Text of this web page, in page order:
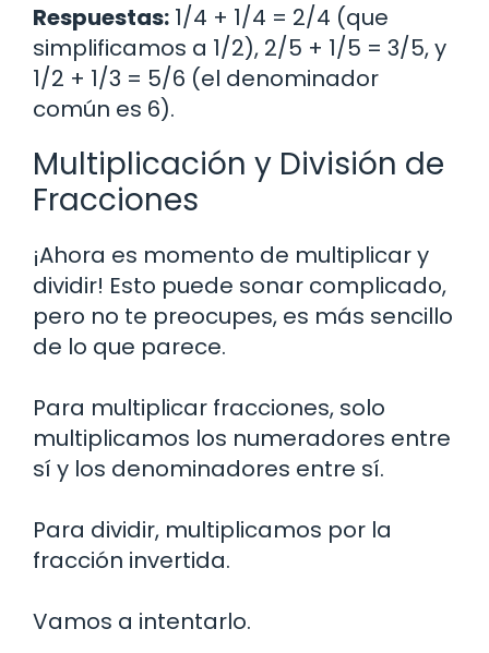
Respuestas: 1/4 + 1/4 = 2/4 (que
simplificamos a 1/2), 2/5 + 1/5 = 3/5, y
1/2 + 1/3 = 5/6 (el denominador
común es 6).
Multiplicación y División de
Fracciones
¡Ahora es momento de multiplicar y
dividir! Esto puede sonar complicado,
pero no te preocupes, es más sencillo
de lo que parece.
Para multiplicar fracciones, solo
multiplicamos los numeradores entre
sí y los denominadores entre sí.
Para dividir, multiplicamos por la
fracción invertida.
Vamos a intentarlo.